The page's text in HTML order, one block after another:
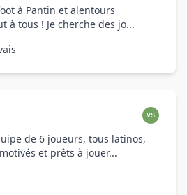
à Pantin et alentours
à tous ! Je cherche des jo...
VS
de 6 joueurs, tous latinos,
et prêts à jouer...